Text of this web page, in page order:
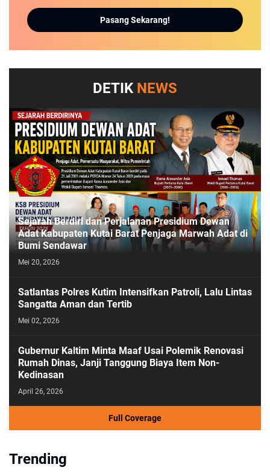
Pasang Sekarang!
DETIK NEWS
Sejarah Berdiri dan Perjalanan Presidium Dewan
Adat Kabupaten Kutai Barat Penjaga Marwah Adat di
Bumi Sendawar
Mei 20, 2026
Satlantas Polres Kutim Intensifkan Patroli, Lalu Lintas
Sangatta Aman dan Tertib
Mei 02, 2026
Gubernur Kaltim Minta Maaf Usai Polemik Renovasi
Rumah Dinas, Janji Tanggung Biaya Item Non-
Kedinasan
April 26, 2026
Full Coverage
Trending